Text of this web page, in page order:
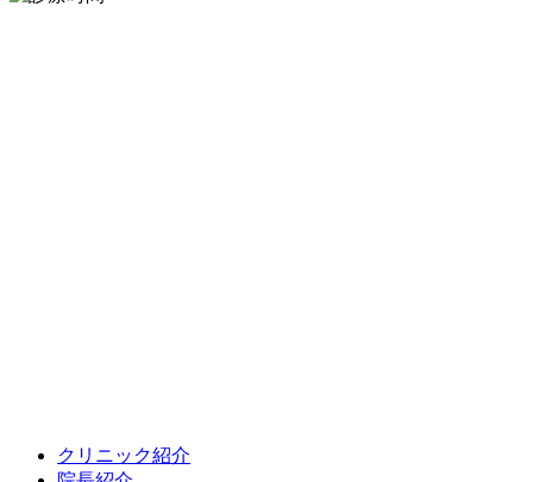
クリニック紹介